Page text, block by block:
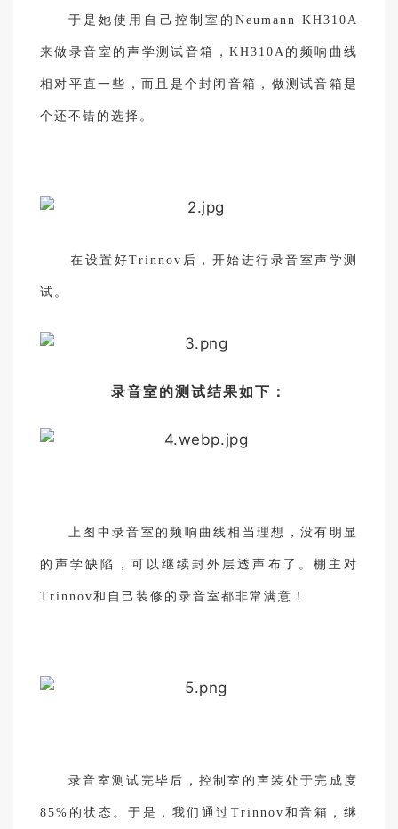
于是她使用自己控制室的Neumann KH310A
来做录音室的声学测试音箱，KH310A的频响曲线
相对平直一些，而且是个封闭音箱，做测试音箱是
个还不错的选择。
在设置好Trinnov后，开始进行录音室声学测
试。
录音室的测试结果如下：
上图中录音室的频响曲线相当理想，没有明显
的声学缺陷，可以继续封外层透声布了。棚主对
Trinnov和自己装修的录音室都非常满意！
录音室测试完毕后，控制室的声装处于完成度
85%的状态。于是，我们通过Trinnov和音箱，继